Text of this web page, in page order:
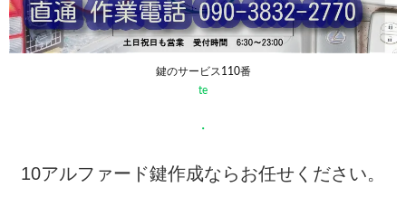
鍵のサービス110番
te
・
10アルファード鍵作成ならお任せください。